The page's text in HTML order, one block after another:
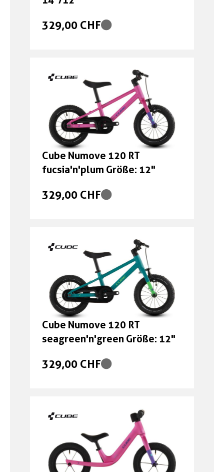
329,00 CHF
Cube Numove 120 RT
fucsia'n'plum Größe: 12"
329,00 CHF
Cube Numove 120 RT
seagreen'n'green Größe: 12"
329,00 CHF